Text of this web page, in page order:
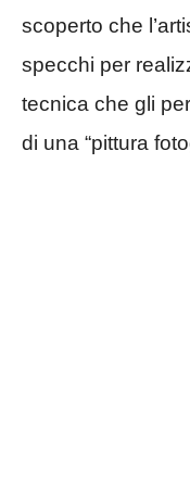
scoperto che
specchi per
tecnica che gli
di una “pittura